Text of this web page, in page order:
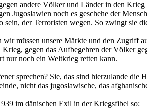
andere Völker und Länder in den
Jugoslawien noch es geschehe der
sein, der Terroristen wegen. So zwingt sie
wir müssen unsere Märkte und den Zugriff
gegen das Aufbegehren der Völker
nur noch ein Weltkrieg retten kann.
sprechen? Sie, das sind hierzulande
nicht das jugoslawische, das
im dänischen Exil in der Kriegsfibel so: